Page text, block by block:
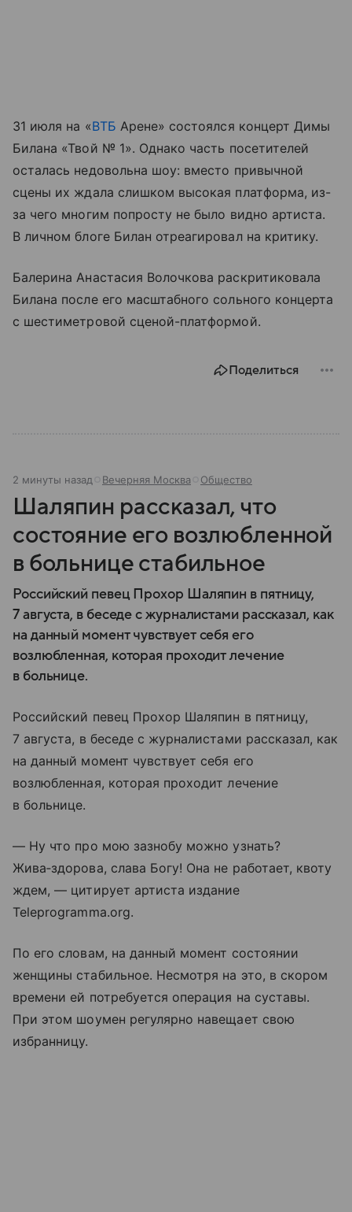
31 июля на «ВТБ Арене» состоялся концерт Димы
Билана «Твой № 1». Однако часть посетителей
осталась недовольна шоу: вместо привычной
сцены их ждала слишком высокая платформа, из-
за чего многим попросту не было видно артиста.
В личном блоге Билан отреагировал на критику.
Балерина Анастасия Волочкова раскритиковала
Билана после его масштабного сольного концерта
с шестиметровой сценой-платформой.
Поделиться
2 минуты назад Вечерняя Москва Общество
Шаляпин рассказал, что
состояние его возлюбленной
в больнице стабильное
Российский певец Прохор Шаляпин в пятницу,
7 августа, в беседе с журналистами рассказал, как
на данный момент чувствует себя его
возлюбленная, которая проходит лечение
в больнице.
Российский певец Прохор Шаляпин в пятницу,
7 августа, в беседе с журналистами рассказал, как
на данный момент чувствует себя его
возлюбленная, которая проходит лечение
в больнице.
— Ну что про мою зазнобу можно узнать?
Жива‑здорова, слава Богу! Она не работает, квоту
ждем, — цитирует артиста издание
Teleprogramma.org.
По его словам, на данный момент состоянии
женщины стабильное. Несмотря на это, в скором
времени ей потребуется операция на суставы.
При этом шоумен регулярно навещает свою
избранницу.